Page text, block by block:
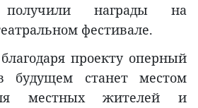
получили награды на
фестивале.
проекту оперный
будущем станет местом
местных жителей и